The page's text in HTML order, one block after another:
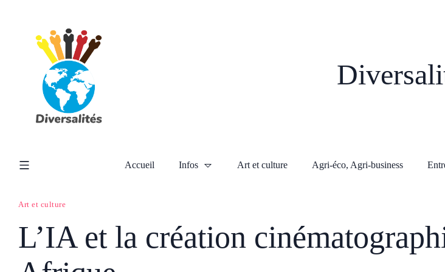
Accueil Infos Art et culture Agri-éco, Agri-business
Art et culture
L’IA et la création